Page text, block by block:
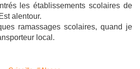
les établissements scolaires de
alentour.
ramassages scolaires, quand je
local.